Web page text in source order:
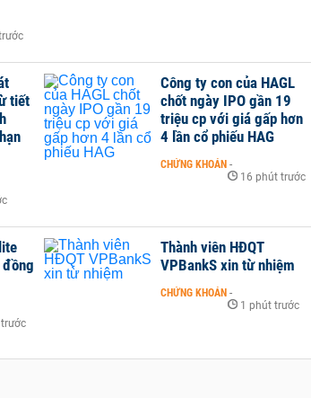
tiết
Công ty con của HAGL
chốt ngày IPO gần 19
triệu cp với giá gấp hơn
4 lần cổ phiếu HAG
CHỨNG KHOÁN -
16 phút trước
Thành viên HĐQT
VPBankS xin từ nhiệm
CHỨNG KHOÁN -
1 phút trước